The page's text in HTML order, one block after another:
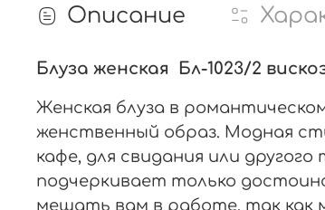
Описание
Блуза женская Бл-1023/2
Женская блуза в
женственный образ. Модная
кафе, для свидания или
подчеркивает только
мешать вам в работе, так как